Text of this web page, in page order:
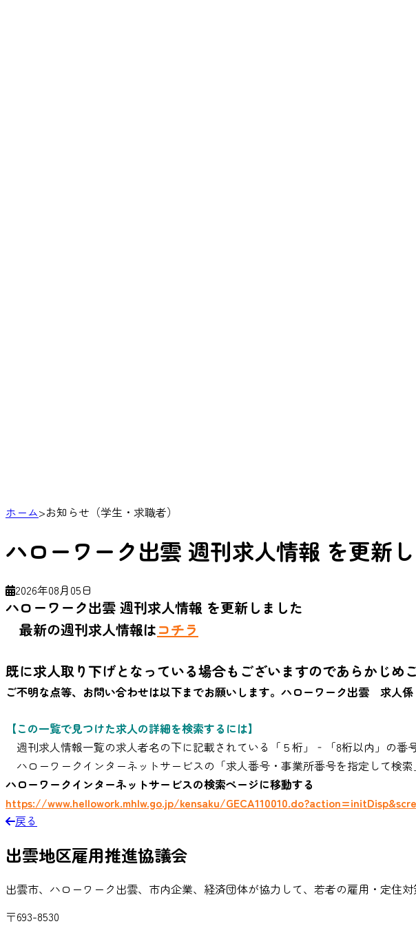
ホーム>お知らせ（学生・求職者）
ハローワーク出雲 週刊求人情報 を更新
2026年08月05日
ハローワーク出雲 週刊求人情報 を更新しました
最新の週刊求人情報はコチラ
既に求人取り下げとなっている場合もございますのであらかじめ
ご不明な点等、お問い合わせは以下までお願いします。 ハローワーク出雲 求人
【この一覧で見つけた求人の詳細を検索するには】
週刊求人情報一覧の求人者名の下に記載されている「５桁」‐「8桁以内」の番
ハローワークインターネットサービスの「求人番号・事業所番号を指定して検
ハローワークインターネットサービスの検索ページに移動する
https://www.hellowork.mhlw.go.jp/kensaku/
戻る
出雲地区雇用推進協議会
出雲市、ハローワーク出雲、市内企業、経済団体が協力して、若者の雇用・定住対
〒693-8530